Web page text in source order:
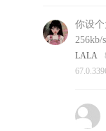
你设
256kb/
LALA